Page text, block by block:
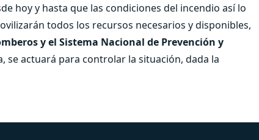
hoy y hasta que las condiciones del incendio así lo
todos los recursos necesarios y disponibles,
y el Sistema Nacional de Prevención y
se actuará para controlar la situación, dada la